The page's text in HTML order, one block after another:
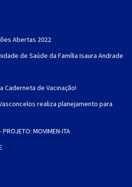
Abertas 2022
de Saúde da Família Isaura Andrade
Caderneta de Vacinação!
realiza planejamento para
PROJETO: MOVIMEN-ITA